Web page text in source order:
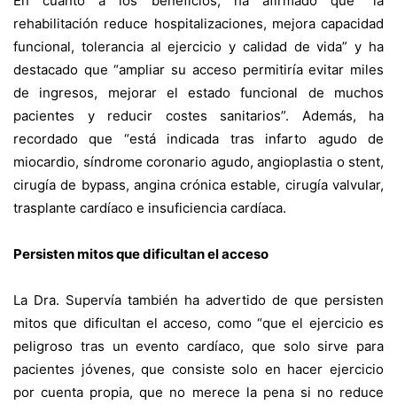
rehabilitación reduce hospitalizaciones, mejora capacidad
funcional, tolerancia al ejercicio y calidad de vida” y ha
destacado que “ampliar su acceso permitiría evitar miles
de ingresos, mejorar el estado funcional de muchos
pacientes y reducir costes sanitarios”. Además, ha
recordado que “está indicada tras infarto agudo de
miocardio, síndrome coronario agudo, angioplastia o stent,
cirugía de bypass, angina crónica estable, cirugía valvular,
trasplante cardíaco e insuficiencia cardíaca.
Persisten mitos que dificultan el acceso
La Dra. Supervía también ha advertido de que persisten
mitos que dificultan el acceso, como “que el ejercicio es
peligroso tras un evento cardíaco, que solo sirve para
pacientes jóvenes, que consiste solo en hacer ejercicio
por cuenta propia, que no merece la pena si no reduce